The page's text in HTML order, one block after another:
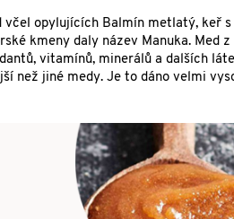
včel opylujících Balmín metlatý, keř s
kmeny daly název Manuka. Med
vitamínů, minerálů a dalších
než jiné medy. Je to dáno velmi